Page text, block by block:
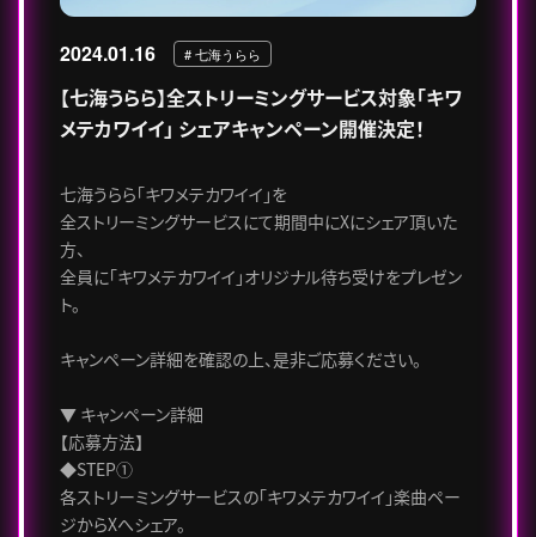
2024.01.16 # 七海うらら
【七海うらら】全ストリーミングサービス対象「キワ
メテカワイイ」 シェアキャンペーン開催決定！
七海うらら「キワメテカワイイ」を
全ストリーミングサービスにて期間中にXにシェア頂いた
方、
全員に「キワメテカワイイ」オリジナル待ち受けをプレゼン
ト。
キャンペーン詳細を確認の上、是非ご応募ください。
▼ キャンペーン詳細
【応募方法】
◆STEP①
各ストリーミングサービスの「キワメテカワイイ」楽曲ペー
ジからXへシェア。